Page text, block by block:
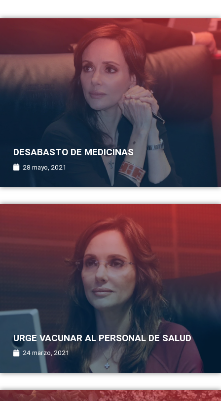
DESABASTO DE MEDICINAS
28 mayo, 2021
URGE VACUNAR AL PERSONAL DE SALUD
24 marzo, 2021